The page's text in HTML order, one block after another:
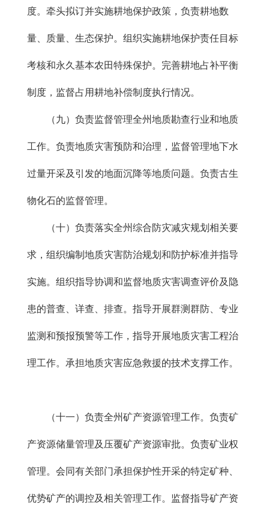
度。牵头拟订并实施耕地保护政策，负责耕地数
量、质量、生态保护。组织实施耕地保护责任目标
考核和永久基本农田特殊保护。完善耕地占补平衡
制度，监督占用耕地补偿制度执行情况。
（九）负责监督管理全州地质勘查行业和地质
工作。负责地质灾害预防和治理，监督管理地下水
过量开采及引发的地面沉降等地质问题。负责古生
物化石的监督管理。
（十）负责落实全州综合防灾减灾规划相关要
求，组织编制地质灾害防治规划和防护标准并指导
实施。组织指导协调和监督地质灾害调查评价及隐
患的普查、详查、排查。指导开展群测群防、专业
监测和预报预警等工作，指导开展地质灾害工程治
理工作。承担地质灾害应急救援的技术支撑工作。
（十一）负责全州矿产资源管理工作。负责矿
产资源储量管理及压覆矿产资源审批。负责矿业权
管理。会同有关部门承担保护性开采的特定矿种、
优势矿产的调控及相关管理工作。监督指导矿产资